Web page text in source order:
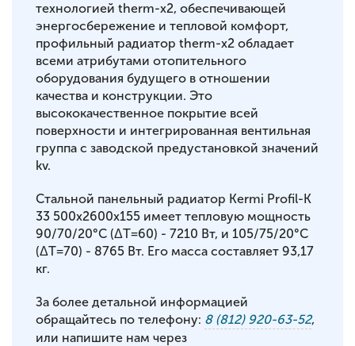
технологией therm-x2, обеспечивающей
энергосбережение и тепловой комфорт,
профильный радиатор therm-x2 обладает
всеми атрибутами отопительного
оборудования будущего в отношении
качества и конструкции. Это
высококачественное покрытие всей
поверхности и интегрированная вентильная
группа с заводской предустановкой значений
kv.
Стальной панельный радиатор Kermi Profil-K
33 500x2600x155 имеет тепловую мощность
90/70/20°С (ΔT=60) - 7210 Вт, и 105/75/20°С
(ΔT=70) - 8765 Вт. Его масса составляет 93,17
кг.
За более детальной информацией
обращайтесь по телефону: 8 (812) 920-63-52,
или напишите нам через